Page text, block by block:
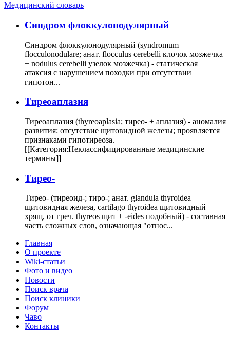
Медицинский словарь
Cиндром флоккулонодулярный
Синдром флоккулонодулярный (syndromum
flocculonodulare; анат. flocculus cerebelli клочок мозжечка
+ nodulus cerebelli узелок мозжечка) - статическая
атаксия с нарушением походки при отсутствии
гипотон...
Тиреоаплазия
Тиреоаплазия (thyreoaplasia; тирео- + аплазия) - аномалия
развития: отсутствие щитовидной железы; проявляется
признаками гипотиреоза.
[[Категория:Неклассифицированные медицинские
термины]]
Тирео-
Тирео- (тиреоид-; тиро-; анат. glandula thyroidea
щитовидная железа, cartilago thyroidea щитовидный
хрящ, от греч. thyreos щит + -eides подобный) - составная
часть сложных слов, означающая "относ...
Главная
О проекте
Wiki-статьи
Фото и видео
Новости
Поиск врача
Поиск клиники
Форум
Чаво
Контакты